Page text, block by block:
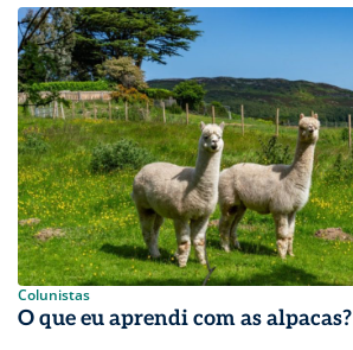
Colunistas
O que eu aprendi com as alpacas?